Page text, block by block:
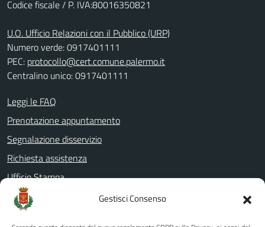
Gestisci Consenso
Codice fiscale / P. IVA:80016350821
U.O. Ufficio Relazioni con il Pubblico (URP)
Numero verde: 0917401111
PEC: protocollo@cert.comune.palermo.it
Centralino unico: 0917401111
Leggi le FAQ
Prenotazione appuntamento
Segnalazione disservizio
Richiesta assistenza
Ufficio Stampa
Amministrazione Trasparente
Albo pretorio